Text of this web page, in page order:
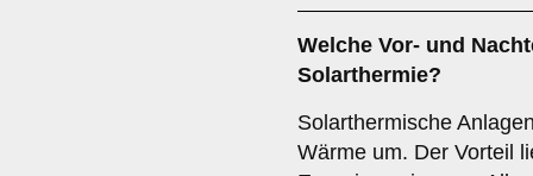
Welche Vor- und
Solarthermie?
Solarthermische
Wärme um. Der Vorteil